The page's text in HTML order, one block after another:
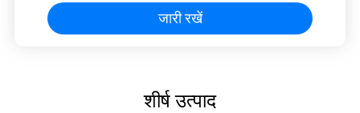
जारी रखें
शीर्ष उत्पाद